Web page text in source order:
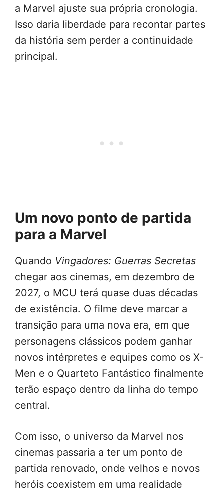
a Marvel ajuste sua própria cronologia.
Isso daria liberdade para recontar partes
da história sem perder a continuidade
principal.
Um novo ponto de partida
para a Marvel
Quando Vingadores: Guerras Secretas
chegar aos cinemas, em dezembro de
2027, o MCU terá quase duas décadas
de existência. O filme deve marcar a
transição para uma nova era, em que
personagens clássicos podem ganhar
novos intérpretes e equipes como os X-
Men e o Quarteto Fantástico finalmente
terão espaço dentro da linha do tempo
central.
Com isso, o universo da Marvel nos
cinemas passaria a ter um ponto de
partida renovado, onde velhos e novos
heróis coexistem em uma realidade